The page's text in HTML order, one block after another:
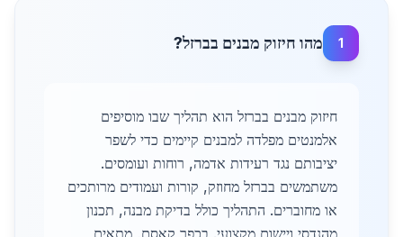
1 מהו חיזוק מבנים בברזל?
חיזוק מבנים בברזל הוא תהליך שבו מוסיפים
אלמנטים מפלדה למבנים קיימים כדי לשפר
יציבותם נגד רעידות אדמה, רוחות ועומסים.
משתמשים בברזל מחוזק, קורות ועמודים מרותכים
או מחוברים. התהליך כולל בדיקת מבנה, תכנון
מהנדסי ויישום מקצועי. בכפר קאסם, מתאים